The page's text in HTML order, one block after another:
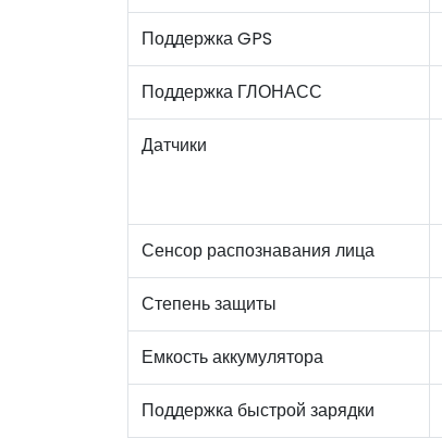
Поддержка GPS
Поддержка ГЛОНАСС
Датчики
Сенсор распознавания лица
Степень защиты
Емкость аккумулятора
Поддержка быстрой зарядки